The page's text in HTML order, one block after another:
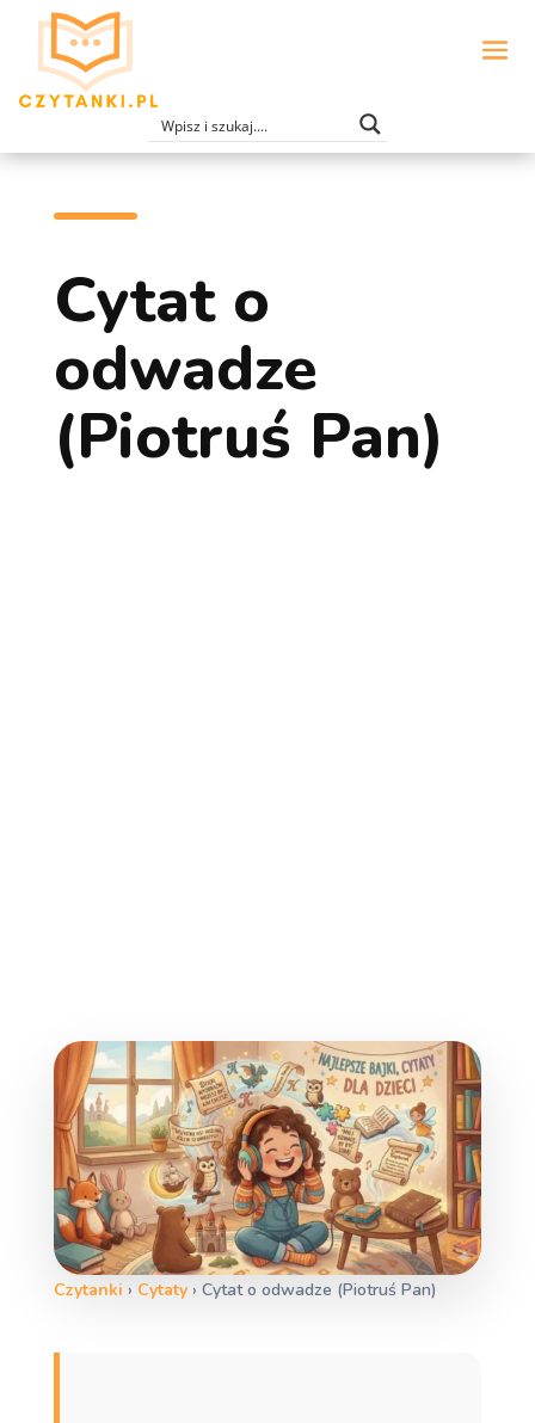
Cytat o
odwadze
(Piotruś Pan)
Czytanki › Cytaty› Cytat o odwadze (Piotruś Pan)